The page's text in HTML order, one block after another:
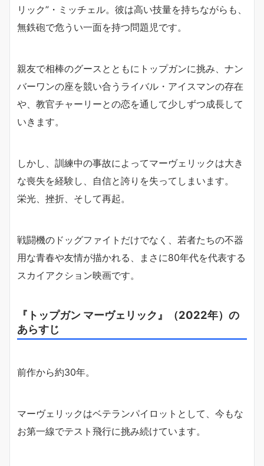
リック”・ミッチェル。彼は高い技量を持ちながらも、
無鉄砲で危うい一面を持つ問題児です。
親友で相棒のグースとともにトップガンに挑み、ナン
バーワンの座を競い合うライバル・アイスマンの存在
や、教官チャーリーとの恋を通して少しずつ成長して
いきます。
しかし、訓練中の事故によってマーヴェリックは大き
な喪失を経験し、自信と誇りを失ってしまいます。
栄光、挫折、そして再起。
戦闘機のドッグファイトだけでなく、若者たちの不器
用な青春や友情が描かれる、まさに80年代を代表する
スカイアクション映画です。
『トップガン マーヴェリック』（2022年）の
あらすじ
前作から約30年。
マーヴェリックはベテランパイロットとして、今もな
お第一線でテスト飛行に挑み続けています。